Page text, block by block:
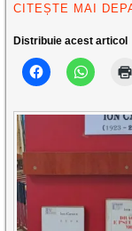
CITEȘTE MAI
Distribuie acest articol